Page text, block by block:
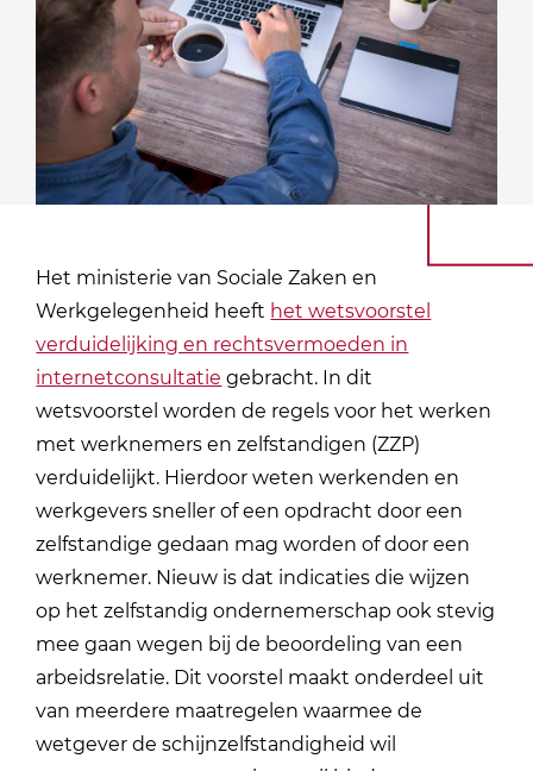
Het ministerie van Sociale Zaken en
Werkgelegenheid heeft het wetsvoorstel
verduidelijking en rechtsvermoeden in
internetconsultatie gebracht. In dit
wetsvoorstel worden de regels voor het werken
met werknemers en zelfstandigen (ZZP)
verduidelijkt. Hierdoor weten werkenden en
werkgevers sneller of een opdracht door een
zelfstandige gedaan mag worden of door een
werknemer. Nieuw is dat indicaties die wijzen
op het zelfstandig ondernemerschap ook stevig
mee gaan wegen bij de beoordeling van een
arbeidsrelatie. Dit voorstel maakt onderdeel uit
van meerdere maatregelen waarmee de
wetgever de schijnzelfstandigheid wil